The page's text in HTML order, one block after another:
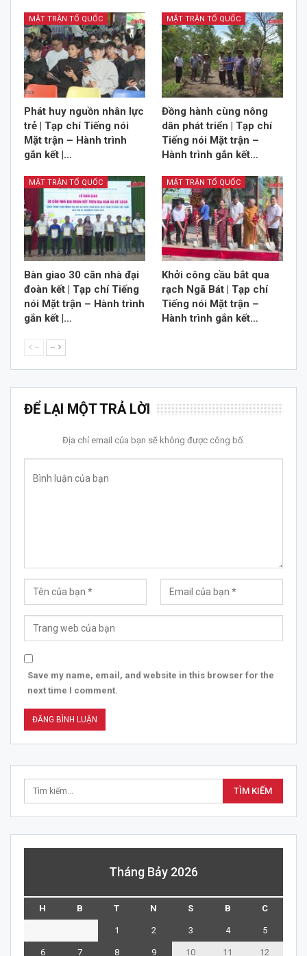
MẶT TRẬN TỔ QUỐC
Phát huy nguồn nhân lực
trẻ | Tạp chí Tiếng nói
Mặt trận – Hành trình
gắn kết |…
MẶT TRẬN TỔ QUỐC
Đồng hành cùng nông
dân phát triển | Tạp chí
Tiếng nói Mặt trận –
Hành trình gắn kết…
MẶT TRẬN TỔ QUỐC
Bàn giao 30 căn nhà đại
đoàn kết | Tạp chí Tiếng
nói Mặt trận – Hành trình
gắn kết |…
MẶT TRẬN TỔ QUỐC
Khởi công cầu bắt qua
rạch Ngã Bát | Tạp chí
Tiếng nói Mặt trận –
Hành trình gắn kết…
-- --
ĐỂ LẠI MỘT TRẢ LỜI
Địa chỉ email của bạn sẽ không được công bố.
Save my name, email, and website in this browser for the
next time I comment.
Tháng Bảy 2026
H B T N S B C
1 2 3 4 5
6 7 8 9 10 11 12